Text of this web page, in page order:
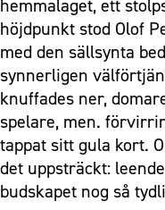
hemmalaget, ett
höjdpunkt stod Olof
med den sällsynta
synnerligen
knuffades ner,
spelare, men.
tappat sitt gula kort.
det uppsträckt:
budskapet nog så